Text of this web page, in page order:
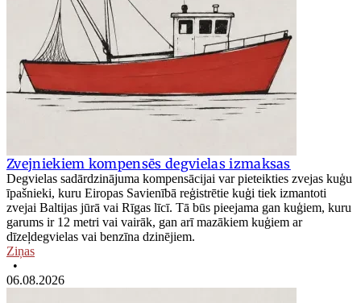
Zvejniekiem kompensēs degvielas izmaksas
Degvielas sadārdzinājuma kompensācijai var pieteikties zvejas kuģu
īpašnieki, kuru Eiropas Savienībā reģistrētie kuģi tiek izmantoti
zvejai Baltijas jūrā vai Rīgas līcī. Tā būs pieejama gan kuģiem, kuru
garums ir 12 metri vai vairāk, gan arī mazākiem kuģiem ar
dīzeļdegvielas vai benzīna dzinējiem.
Ziņas
•
06.08.2026